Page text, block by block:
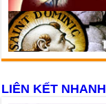
LIÊN KẾT NHANH